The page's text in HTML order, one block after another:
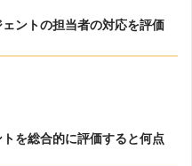
ェントの担当者の対応を評価
トを総合的に評価すると何点